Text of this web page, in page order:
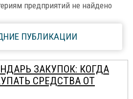
предприятий не найдено
ПУБЛИКАЦИИ
ЗАКУПОК: КОГДА
СРЕДСТВА ОТ